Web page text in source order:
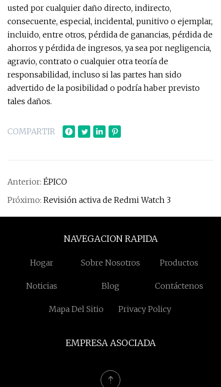
usted por cualquier daño directo, indirecto,
consecuente, especial, incidental, punitivo o ejemplar,
incluido, entre otros, pérdida de ganancias, pérdida de
ahorros y pérdida de ingresos, ya sea por negligencia,
agravio, contrato o cualquier otra teoría de
responsabilidad, incluso si las partes han sido
advertido de la posibilidad o podría haber previsto
tales daños.
COMPARTIR
Anterior: ÉPICO
Próximo: Revisión activa de Redmi Watch 3
NAVEGACION RAPIDA
Hogar Sobre Nosotros Productos
Noticias Blog Contáctenos
Mapa Del Sitio Privacy Policy
EMPRESA ASOCIADA